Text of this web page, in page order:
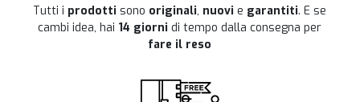
Tutti i prodotti sono originali, nuovi e garantiti. E se
cambi idea, hai 14 giorni di tempo dalla consegna per
fare il reso